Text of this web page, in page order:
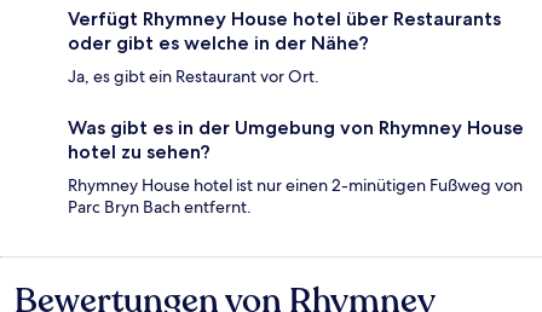
Verfügt Rhymney House hotel über Restaurants
oder gibt es welche in der Nähe?
Ja, es gibt ein Restaurant vor Ort.
Was gibt es in der Umgebung von Rhymney House
hotel zu sehen?
Rhymney House hotel ist nur einen 2-minütigen Fußweg von
Parc Bryn Bach entfernt.
Bewertungen
Bewertungen von Rhymney